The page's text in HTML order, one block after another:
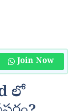
Join Now
లో